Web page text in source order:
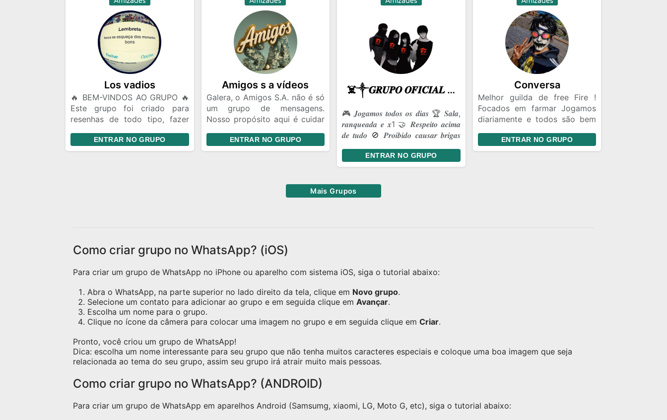
Segundas intenções
𝗖𝗢𝗡𝗛𝗘𝗖𝗘𝗥 𝗡𝗜𝗡𝗚𝗨É𝗠. Todo
mundo começa assim. Talvez
você encontre um amigo...
Talvez um contatinho... Talvez
alguém que vire parte da sua
rotina. 😏🔥 📣 𝗘𝗡𝗧𝗥𝗔... ✔
Pessoal conversa. ✔ Memes. ✔
Flertes.
Los vadios
🔥 BEM-VINDOS AO GRUPO 🔥
Este grupo foi criado para
resenhas de todo tipo, fazer
ideias e se divertir. 📌
Divulgação de Instagram: Você
e faça novas amizades!
ENTRAR NO GRUPO
Amigos s a vídeos
Galera, o Amigos S.A. não é só
um grupo de mensagens.
Nosso propósito aqui é cuidar
lugar onde a gente pode ser
quem a gente é, dar risada das
acontecer, a gente continue
sendo essa turma unida.
ENTRAR NO GRUPO
☠️༒𝑮𝑹𝑼𝑷𝑶 𝑶𝑭𝑰𝑪𝑰𝑨𝑳 𝑭𝑭༒☠️
🎮 𝑱𝒐𝒈𝒂𝒎𝒐𝒔 𝒕𝒐𝒅𝒐𝒔 𝒐𝒔 𝒅𝒊𝒂𝒔 🏆 𝑺𝒂𝒍𝒂,
𝒓𝒂𝒏𝒒𝒖𝒆𝒂𝒅𝒂 𝒆 𝒙1 🤝 𝑹𝒆𝒔𝒑𝒆𝒊𝒕𝒐 𝒂𝒄𝒊𝒎𝒂
𝒅𝒆 𝒕𝒖𝒅𝒐 🚫 𝑷𝒓𝒐𝒊𝒃𝒊𝒅𝒐 𝒄𝒂𝒖𝒔𝒂𝒓 𝒃𝒓𝒊𝒈𝒂𝒔
ENTRAR NO GRUPO
Conversa
Melhor guilda de free Fire !
Focados em farmar Jogamos
diariamente e todos são bem
limite 🔫🥷🏿🐺
ENTRAR NO GRUPO
Mais Grupos
Como criar grupo no WhatsApp? (iOS)
Para criar um grupo de WhatsApp no iPhone ou aparelho com sistema iOS, siga o tutorial abaixo:
Abra o WhatsApp, na parte superior no lado direito da tela, clique em Novo grupo.
Selecione um contato para adicionar ao grupo e em seguida clique em Avançar.
Escolha um nome para o grupo.
Clique no ícone da câmera para colocar uma imagem no grupo e em seguida clique em Criar.
Pronto, você criou um grupo de WhatsApp!
Dica: escolha um nome interessante para seu grupo que não tenha muitos caracteres especiais e coloque uma boa imagem que seja
relacionada ao tema do seu grupo, assim seu grupo irá atrair muito mais pessoas.
Como criar grupo no WhatsApp? (ANDROID)
Para criar um grupo de WhatsApp em aparelhos Android (Samsumg, xiaomi, LG, Moto G, etc), siga o tutorial abaixo: